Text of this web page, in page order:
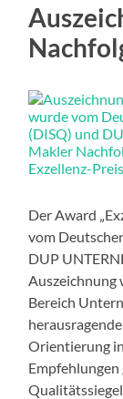
Der Award
vom
DUP
Auszeichnung
Bereich
Orientierung